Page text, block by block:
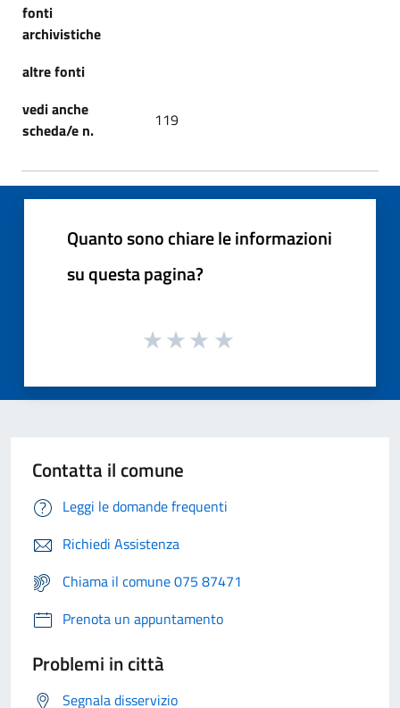
fonti
archivistiche
altre fonti
vedi anche
scheda/e n.
119
Quanto sono chiare le informazioni
su questa pagina?
Contatta il comune
Leggi le domande frequenti
Richiedi Assistenza
Chiama il comune 075 87471
Prenota un appuntamento
Problemi in città
Segnala disservizio